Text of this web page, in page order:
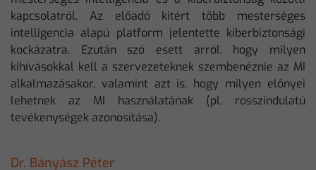
kapcsolatról. Az előadó kitért több mesterséges
intelligencia alapú platform jelentette kiberbiztonsági
kockázatra. Ezután szó esett arról, hogy milyen
kihívásokkal kell a szervezeteknek szembenéznie az MI
alkalmazásakor, valamint azt is, hogy milyen előnyei
lehetnek az MI használatának (pl. rosszindulatú
tevékenységek azonosítása).
Dr. Bányász Péter